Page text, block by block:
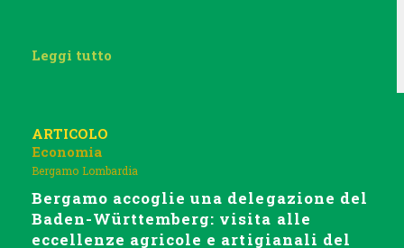
Leggi tutto
ARTICOLO
Economia
Bergamo Lombardia
Bergamo accoglie una delegazione del
Baden-Württemberg: visita alle
eccellenze agricole e artigianali del